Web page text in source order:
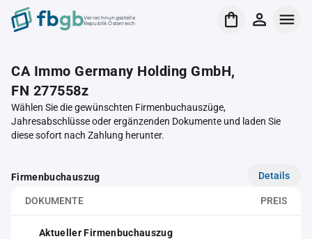
Verrechnungsstelle
Republik Österreich
CA Immo Germany Holding GmbH,
FN 277558z
Wählen Sie die gewünschten Firmenbuchauszüge,
Jahresabschlüsse oder ergänzenden Dokumente und laden Sie
diese sofort nach Zahlung herunter.
Firmenbuchauszug Details
DOKUMENTE PREIS
Aktueller Firmenbuchauszug